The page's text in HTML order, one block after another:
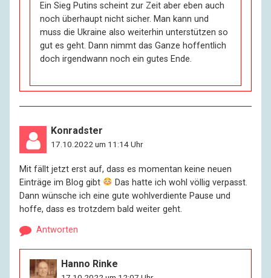
Ein Sieg Putins scheint zur Zeit aber eben auch
noch überhaupt nicht sicher. Man kann und
muss die Ukraine also weiterhin unterstützen so
gut es geht. Dann nimmt das Ganze hoffentlich
doch irgendwann noch ein gutes Ende.
Konradster
17.10.2022 um 11:14 Uhr
Mit fällt jetzt erst auf, dass es momentan keine neuen
Einträge im Blog gibt
Das hatte ich wohl völlig verpasst.
Dann wünsche ich eine gute wohlverdiente Pause und
hoffe, dass es trotzdem bald weiter geht.
Antworten
Hanno Rinke